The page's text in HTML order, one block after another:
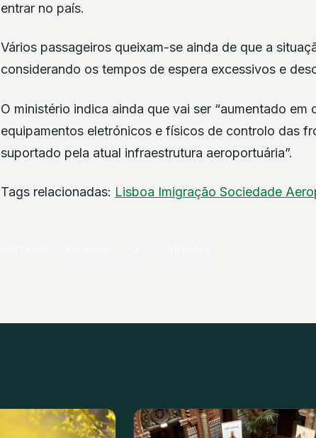
entrar no país.
Vários passageiros queixam-se ainda de que a
considerando os tempos de espera excessivos e
O ministério indica ainda que vai ser “aumentado
equipamentos eletrónicos e físicos de controlo das
suportado pela atual infraestrutura aeroportuária”.
Tags relacionadas: Lisboa Imigração Sociedade